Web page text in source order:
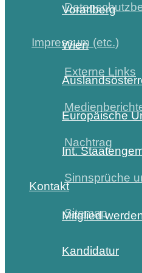
Impressum (etc.)
Externe Links
Nachtrag
Sinnsprüche
Sitemap
Vorarlberg
Wien
Europäische
Int.
Kontakt
Mitglied
Kandidatur